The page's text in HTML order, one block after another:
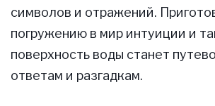
символов и отражений.
погружению в мир интуиции и
поверхность воды станет
ответам и разгадкам.